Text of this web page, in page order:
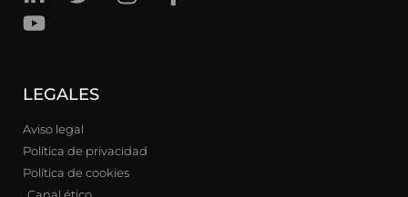
LEGALES
Aviso legal
Política de privacidad
Política de cookies
Canal ético